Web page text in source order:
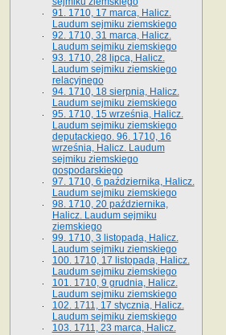
91. 1710, 17 marca, Halicz.
Laudum sejmiku ziemskiego
92. 1710, 31 marca, Halicz.
Laudum sejmiku ziemskiego
93. 1710, 28 lipca, Halicz.
Laudum sejmiku ziemskiego
relacyjnego
94. 1710, 18 sierpnia, Halicz.
Laudum sejmiku ziemskiego
95. 1710, 15 września, Halicz.
Laudum sejmiku ziemskiego
deputackiego. 96. 1710, 16
września, Halicz. Laudum
sejmiku ziemskiego
gospodarskiego
97. 1710, 6 października, Halicz.
Laudum sejmiku ziemskiego
98. 1710, 20 października,
Halicz. Laudum sejmiku
ziemskiego
99. 1710, 3 listopada, Halicz.
Laudum sejmiku ziemskiego
100. 1710, 17 listopada, Halicz.
Laudum sejmiku ziemskiego
101. 1710, 9 grudnia, Halicz.
Laudum sejmiku ziemskiego
102. 1711, 17 stycznia, Halicz.
Laudum sejmiku ziemskiego
103. 1711, 23 marca, Halicz.